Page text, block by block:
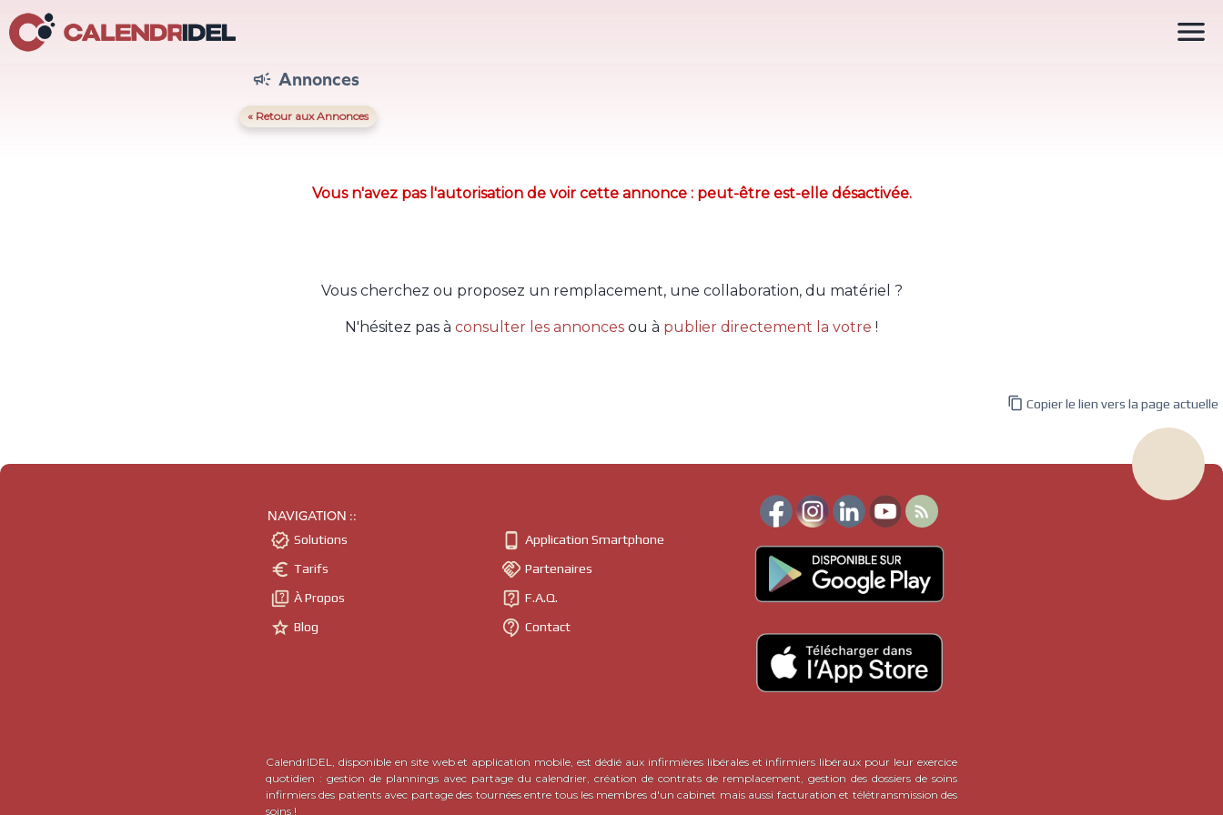
 Annonces
« Retour aux Annonces
Vous n'avez pas l'autorisation de voir cette annonce : peut-être est-elle désactivée.
Vous cherchez ou proposez un remplacement, une collaboration, du matériel ?
N'hésitez pas à consulter les annonces ou à publier directement la votre !

 Copier le lien vers la page actuelle
NAVIGATION ::
 Solutions
 Tarifs
 À Propos
 Blog
 Application Smartphone
 Partenaires
 F.A.Q.
 Contact

CalendrIDEL, disponible en site web et application mobile, est dédié aux infirmières libérales et infirmiers libéraux pour leur exercice
quotidien : gestion de plannings avec partage du calendrier, création de contrats de remplacement, gestion des dossiers de soins
infirmiers des patients avec partage des tournées entre tous les membres d'un cabinet mais aussi facturation et télétransmission des
soins !